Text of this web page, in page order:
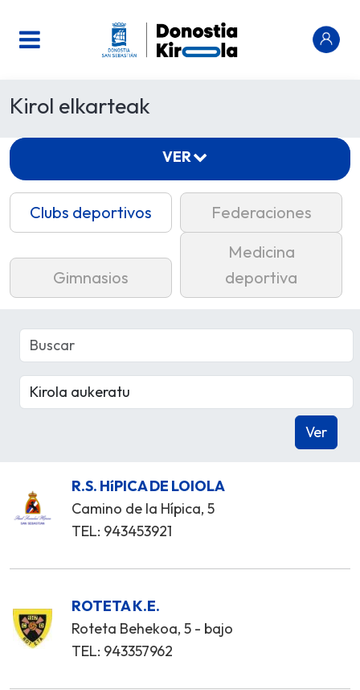
Kirol elkarteak
Clubs deportivos Federaciones
Gimnasios
Medicina
deportiva
R.S. HíPICA DE LOIOLA
Camino de la Hípica, 5
TEL: 943453921
ROTETA K.E.
Roteta Behekoa, 5 - bajo
TEL: 943357962
VER